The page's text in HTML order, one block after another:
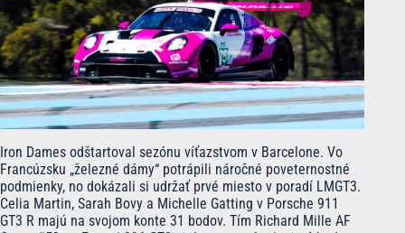
Iron Dames odštartoval sezónu víťazstvom v Barcelone. Vo
Francúzsku „železné dámy“ potrápili náročné poveternostné
podmienky, no dokázali si udržať prvé miesto v poradí LMGT3.
Celia Martin, Sarah Bovy a Michelle Gatting v Porsche 911
GT3 R majú na svojom konte 31 bodov. Tím Richard Mille AF